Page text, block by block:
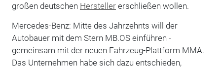
großen deutschen Herstellererschließen wollen.
Mercedes-Benz: Mitte des Jahrzehnts will der
Autobauer mit dem Stern MB.OS einführen -
gemeinsam mit der neuen Fahrzeug-Plattform MMA.
Das Unternehmen habe sich dazu entschieden,